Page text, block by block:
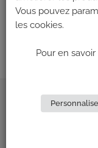
←
Précédent
ADRESSE
Climb Up (Siège
Vous pouvez
les cookies.
Pour en